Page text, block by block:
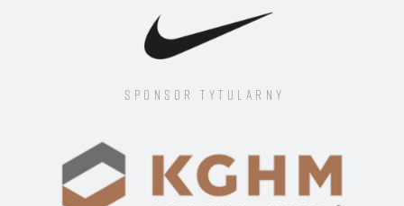
Sponsor tytularny